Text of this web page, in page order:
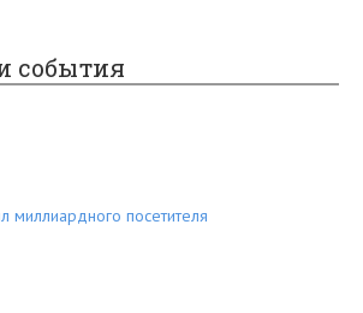
события
миллиардного посетителя